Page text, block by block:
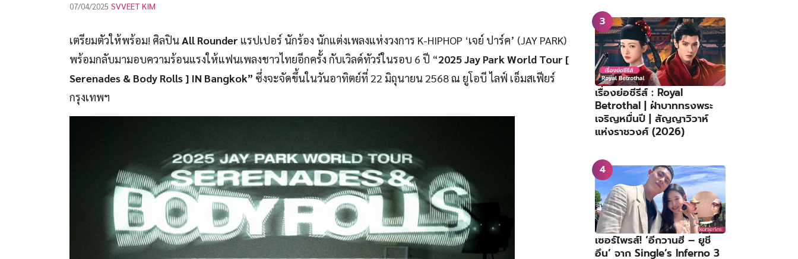
07/04/2025 SVVEET KIM
เตรียมตัวให้พร้อม! ศิลปินAll Rounder แรปเปอร์ นักร้อง นักแต่งเพลงแห่งวงการ K-HIPHOP ‘เจย์ ปาร์ค’ (JAY PARK)
พร้อมกลับมามอบความร้อนแรงให้แฟนเพลงชาวไทยอีกครั้ง กับเวิลด์ทัวร์ในรอบ 6 ปี “2025 Jay Park World Tour [
Serenades & Body Rolls ] IN Bangkok” ซึ่งจะจัดขึ้นในวันอาทิตย์ที่ 22 มิถุนายน 2568 ณ ยูโอบี ไลฟ์ เอ็มสเฟียร์
กรุงเทพฯ
เรื่องย่อซีรีส์ : Royal
Betrothal | ฝ่าบาททรงพระ
เจริญหมื่นปี | สัญญาวิวาห์
แห่งราชวงศ์ (2026)
เซอร์ไพรส์! ‘อีกวานฮี – ยูชี
อึน’ จาก Single’s Inferno 3